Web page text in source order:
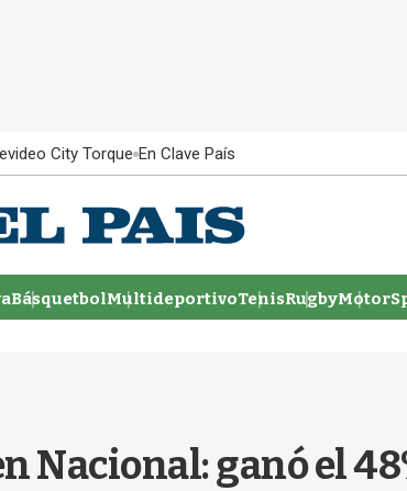
City Torque En Clave País
BásquetbolMultideportivoTenisRugby
Nacional: ganó el